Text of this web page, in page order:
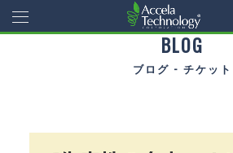
BLOG
ブログ - チケット